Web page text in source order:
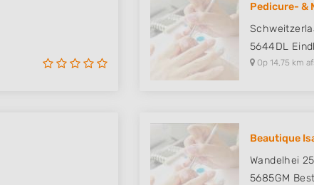
Pedicure- &
5644DL
Op 14,75 km
Beautique
Wandelhei 25
5685GM Best